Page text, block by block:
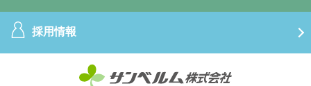
採用情報